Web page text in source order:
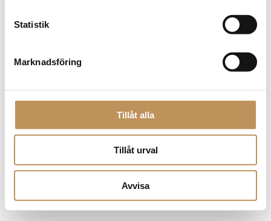
Statistik
Marknadsföring
Tillåt alla
Tillåt urval
Avvisa